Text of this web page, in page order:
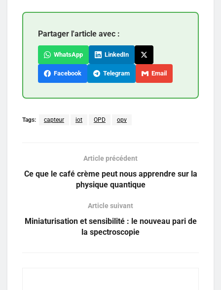
Partager l'article avec :
WhatsApp LinkedIn
Facebook Telegram Email
Tags: capteur iot OPD opv
Article précédent
Ce que le café crème peut nous apprendre sur la
physique quantique
Article suivant
Miniaturisation et sensibilité : le nouveau pari de
la spectroscopie